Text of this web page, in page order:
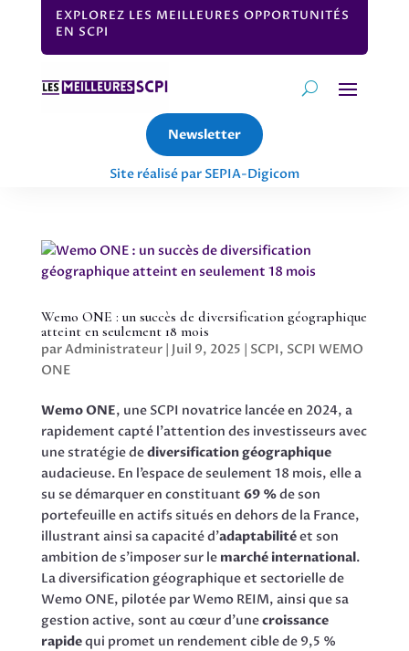
EXPLOREZ LES MEILLEURES OPPORTUNITÉS
EN SCPI
Newsletter
Site réalisé par SEPIA-Digicom
Wemo ONE : un succès de diversification géographique
atteint en seulement 18 mois
parAdministrateur| Juil 9, 2025 | SCPI, SCPI WEMO
ONE
Wemo ONE, une SCPI novatrice lancée en 2024, a
rapidement capté l’attention des investisseurs avec
une stratégie dediversification géographique
audacieuse. En l’espace de seulement 18 mois, elle a
su se démarquer en constituant 69 %de son
portefeuille en actifs situés en dehors de la France,
illustrant ainsi sa capacité d’adaptabilitéet son
ambition de s’imposer sur le marché international.
La diversification géographique et sectorielle de
Wemo ONE, pilotée par Wemo REIM, ainsi que sa
gestion active, sont au cœur d’unecroissance
rapidequi promet un rendement cible de 9,5 %